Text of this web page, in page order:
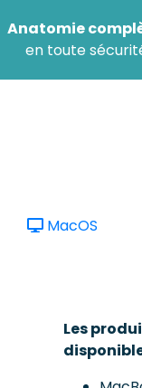
Anatomie
en toute
MacOS
Les